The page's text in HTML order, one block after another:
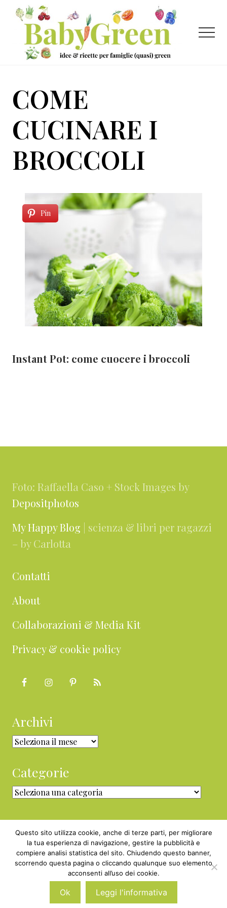
Menu
Passa
contenuto
principale
Passa
ricette
per
famiglie
(quasi)
green
Menu
COME
CUCINARE I
BROCCOLI
Pin
Instant Pot: come cuocere i broccoli
Foto: Raffaella Caso + Stock Images by
Depositphotos
My Happy Blog | scienza & libri per ragazzi
– by Carlotta
Contatti
About
Collaborazioni & Media Kit
Privacy & cookie policy
Archivi
Archivi
Categorie
Categorie
Copyright © 2010 - 2026 BabyGreen™ ·
P.IVA 05829800969 · Webmaster
Nexnova.net
Questo sito utilizza cookie, anche di terze parti, per migliorare
la tua esperienza di navigazione, gestire la pubblicità e
compiere analisi statistica del sito. Chiudendo questo banner,
scorrendo questa pagina o cliccando qualunque suo elemento
acconsenti all’uso dei cookie.
Ok Leggi l'informativa